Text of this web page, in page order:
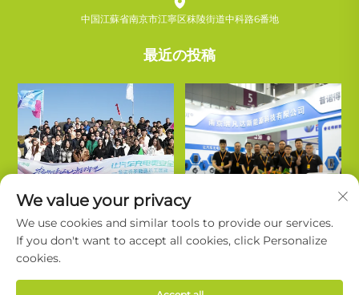
中国江蘇省南京市江寧区秣陵街道中科路6番地
最近の投稿
We value your privacy
We use cookies and similar tools to provide our services.
If you don't want to accept all cookies, click Personalize
cookies.